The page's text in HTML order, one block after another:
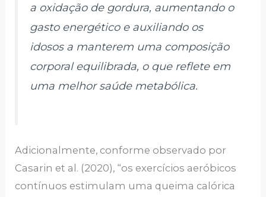
a oxidação de gordura, aumentando o
gasto energético e auxiliando os
idosos a manterem uma composição
corporal equilibrada, o que reflete em
uma melhor saúde metabólica.
Adicionalmente, conforme observado por
Casarin et al. (2020), “os exercícios aeróbicos
contínuos estimulam uma queima calórica